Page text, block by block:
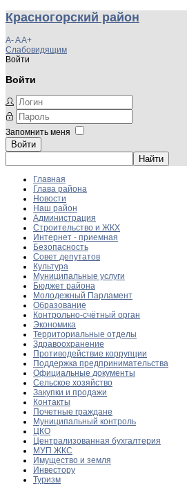
Красногорский район
A-AA+
Слабовидящим
Войти
Войти
Запомнить меня
Войти
Главная
Глава района
Новости
Наш район
Администрация
Строительство и ЖКХ
Интернет - приемная
Безопасность
Совет депутатов
Культура
Муниципальные услуги
Бюджет района
Молодежный Парламент
Образование
Контрольно-счётный орган
Экономика
Территориальные отделы
Здравоохранение
Противодействие коррупции
Поддержка предпринимательства
Официальные документы
Сельское хозяйство
Закупки и продажи
Контакты
Почетные граждане
Муниципальный контроль
ЦКО
Централизованная бухгалтерия
МУП ЖКС
Имущество и земля
Инвестору
Туризм